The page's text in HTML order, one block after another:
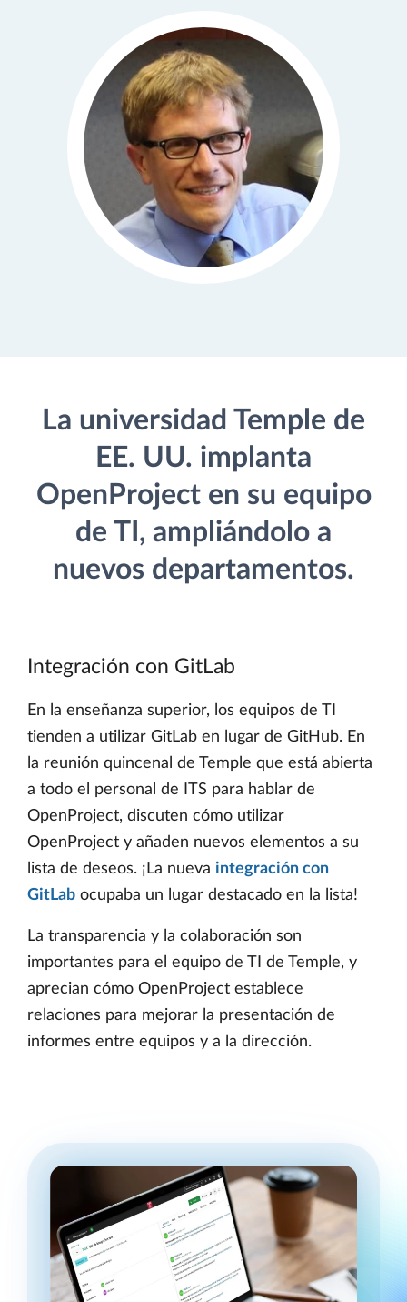
La universidad Temple de
EE. UU. implanta
OpenProject en su equipo
de TI, ampliándolo a
nuevos departamentos.
Integración con GitLab
En la enseñanza superior, los equipos de TI
tienden a utilizar GitLab en lugar de GitHub. En
la reunión quincenal de Temple que está abierta
a todo el personal de ITS para hablar de
OpenProject, discuten cómo utilizar
OpenProject y añaden nuevos elementos a su
lista de deseos. ¡La nueva integración con
GitLab ocupaba un lugar destacado en la lista!
La transparencia y la colaboración son
importantes para el equipo de TI de Temple, y
aprecian cómo OpenProject establece
relaciones para mejorar la presentación de
informes entre equipos y a la dirección.